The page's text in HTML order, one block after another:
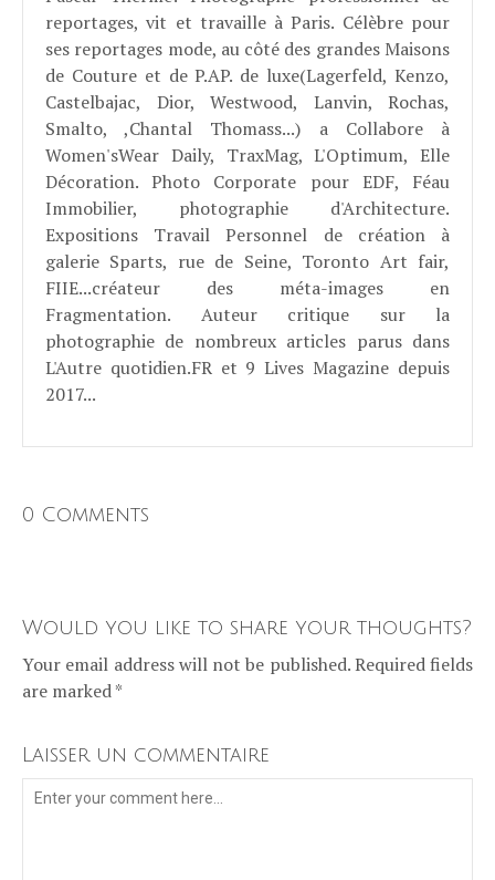
reportages, vit et travaille à Paris. Célèbre pour
ses reportages mode, au côté des grandes Maisons
de Couture et de P.AP. de luxe(Lagerfeld, Kenzo,
Castelbajac, Dior, Westwood, Lanvin, Rochas,
Smalto, ,Chantal Thomass...) a Collabore à
Women'sWear Daily, TraxMag, L'Optimum, Elle
Décoration. Photo Corporate pour EDF, Féau
Immobilier, photographie d'Architecture.
Expositions Travail Personnel de création à
galerie Sparts, rue de Seine, Toronto Art fair,
FIIE...créateur des méta-images en
Fragmentation. Auteur critique sur la
photographie de nombreux articles parus dans
L'Autre quotidien.FR et 9 Lives Magazine depuis
2017...
0 Comments
Would you like to share your thoughts?
Your email address will not be published. Required fields
are marked *
Laisser un commentaire